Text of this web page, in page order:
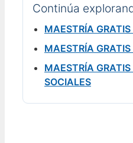
Continúa
MAESTRÍA
MAESTRÍA
MAESTRÍA
SOCIALES